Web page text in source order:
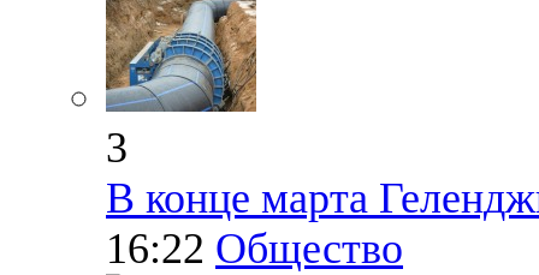
3
В конце марта
16:22 Общество